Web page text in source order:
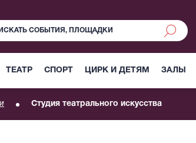
ТЕАТР СПОРТ ЦИРК И ДЕТЯМ ЗАЛЫ
Студия театрального искусства